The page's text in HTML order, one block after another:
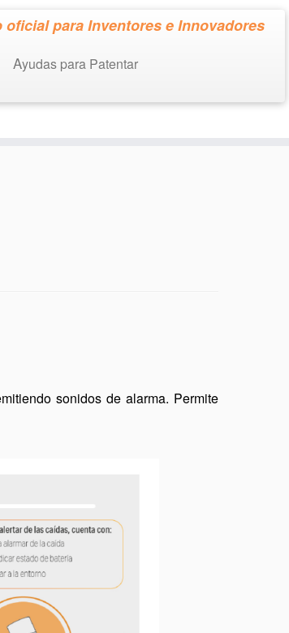
oficial para Inventores e Innovadores
Ayudas para Patentar
sonidos de alarma. Permite